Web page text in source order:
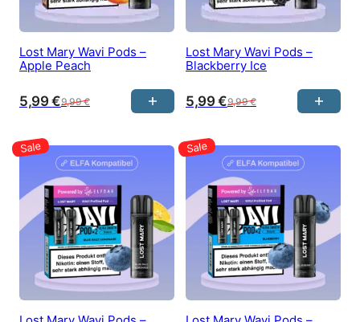
Lost Mary Wavi Pods –
Apple Peach
9,99€
5,99€
Lost Mary Wavi Pods –
Blackberry Ice
9,99€
5,99€